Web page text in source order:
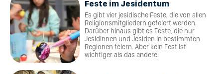
Feste im Jesidentum
Es gibt vier jesidische Feste, die von allen
Religionsmitgliedern gefeiert werden.
Darüber hinaus gibt es Feste, die nur
Jesidinnen und Jesiden in bestimmten
Regionen feiern. Aber kein Fest ist
wichtiger als das andere.